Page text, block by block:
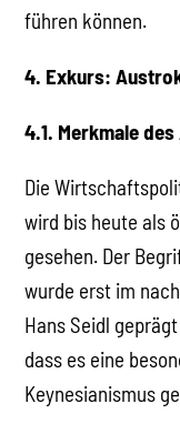
führen können.
4. Exkurs:
4.1. Merkmale
Die
wird bis heute als
gesehen. Der
wurde erst im
Hans Seidl
dass es eine
Keynesianismus